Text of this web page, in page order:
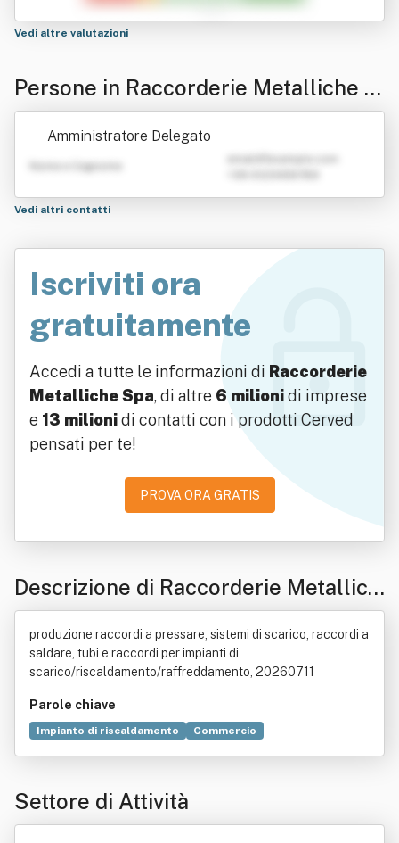
Vedi altre valutazioni
Persone in Raccorderie Metalliche S
pa
Amministratore Delegato
Nome e Cognome
Vedi altri contatti
Iscriviti ora
gratuitamente
Accedi a tutte le informazioni di Raccorderie
Metalliche Spa, di altre 6 milionidi imprese
e 13 milionidi contatti con i prodotti Cerved
pensati per te!
PROVA ORA GRATIS
Descrizione di Raccorderie Metallich
e Spa
produzione raccordi a pressare, sistemi di scarico, raccordi a
saldare, tubi e raccordi per impianti di
scarico/riscaldamento/raffreddamento, 20260711
Parole chiave
Impianto di riscaldamento
Commercio
Distribuzione commerciale
Settore di Attività